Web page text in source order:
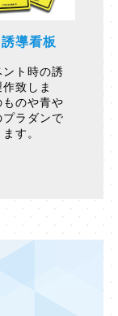
導看板
ト時の誘
致しま
のや青や
ラダンで
す。